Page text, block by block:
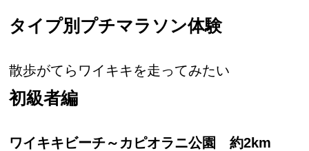
タイプ別プチマラソン体験
散歩がてらワイキキを走ってみたい
初級者編
ワイキキビーチ～カピオラニ公園 約2km